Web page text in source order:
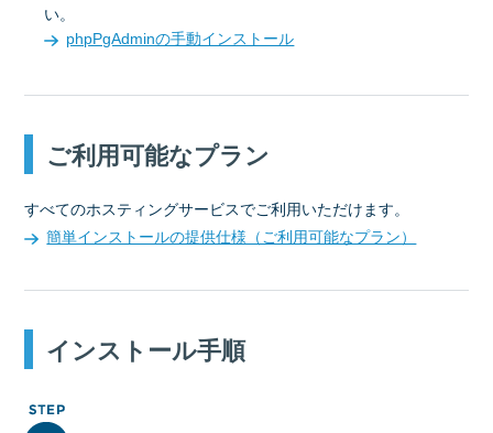
い。
phpPgAdminの手動インストール
ご利用可能なプラン
すべてのホスティングサービスでご利用いただけます。
簡単インストールの提供仕様（ご利用可能なプラン）
インストール手順